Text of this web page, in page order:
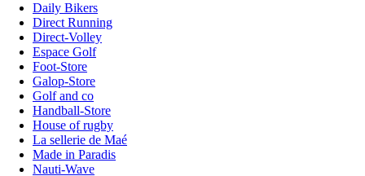
Daily Bikers
Direct Running
Direct-Volley
Espace Golf
Foot-Store
Galop-Store
Golf and co
Handball-Store
House of rugby
La sellerie de Maé
Made in Paradis
Nauti-Wave